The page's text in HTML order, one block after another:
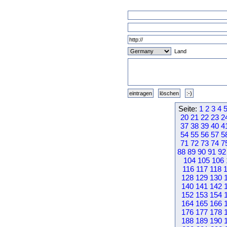
Land
Seite: 1 2 3 4 5
20 21 22 23
37 38 39 40
54 55 56 57
71 72 73 74
88 89 90 91 92
104 105 106
116 117 118
128 129 130
140 141 142
152 153 154
164 165 166
176 177 178
188 189 190